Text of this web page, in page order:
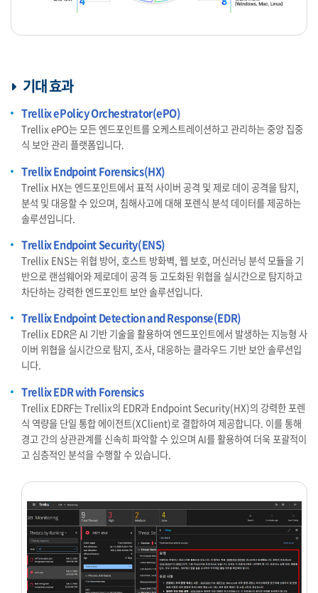
기대 효과
Trellix ePolicy Orchestrator(ePO)
Trellix ePO는 모든 엔드포인트를 오케스트레이션하고 관리하는 중앙 집중
식 보안 관리 플랫폼입니다.
Trellix Endpoint Forensics(HX)
Trellix HX는 엔드포인트에서 표적 사이버 공격 및 제로 데이 공격을 탐지,
분석 및 대응할 수 있으며, 침해사고에 대해 포렌식 분석 데이터를 제공하는
솔루션입니다.
Trellix Endpoint Security(ENS)
Trellix ENS는 위협 방어, 호스트 방화벽, 웹 보호, 머신러닝 분석 모듈을 기
반으로 랜섬웨어와 제로데이 공격 등 고도화된 위협을 실시간으로 탐지하고
차단하는 강력한 엔드포인트 보안 솔루션입니다.
Trellix Endpoint Detection and Response(EDR)
Trellix EDR은 AI 기반 기술을 활용하여 엔드포인트에서 발생하는 지능형 사
이버 위협을 실시간으로 탐지, 조사, 대응하는 클라우드 기반 보안 솔루션입
니다.
Trellix EDR with Forensics
Trellix EDRF는 Trellix의 EDR과 Endpoint Security(HX)의 강력한 포렌
식 역량을 단일 통합 에이전트(XClient)로 결합하여 제공합니다. 이를 통해
경고 간의 상관관계를 신속히 파악할 수 있으며 AI를 활용하여 더욱 포괄적이
고 심층적인 분석을 수행할 수 있습니다.